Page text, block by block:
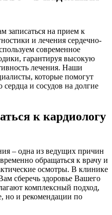
записаться на прием к
и лечения сердечно-
современное
гарантируя высокую
лечения. Наши
которые помогут
и сосудов на долгие
к кардиологу
– одна из ведущих причин
обращаться к врачу и
осмотры. В клинике
сберечь здоровье Вашего
комплексный подход,
но и рекомендации по